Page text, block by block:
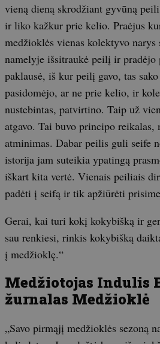
vieną dieną skrodžiant gyvūną
ir liko kažkur prie kelio. Praėjus
medžioklės vienas kolektyvo narys
namelyje išsitraukė peilį ir pradėjo
paklausė, iš kur peilį gavo, tas
pasidomėjo, ar ne prie kelio, ir
nustebintas, patvirtino. Taip už
atgavo. Tai buvo principo reikalas,
atminimas. Dabar peilis guli seife
istorija jam suteikia ypatingą
iškart kita vertė. Vienais peiliais
padėti į seifą ir tik apžiūrėti
Gerai, kai turi kokį kokybišką ir
sau renkiesi, rinkis kokybišką
į medžioklę.“
Medžiotojas Indulis
žurnalas Medžioklė
„Savo pirmąjį medžioklės sezoną